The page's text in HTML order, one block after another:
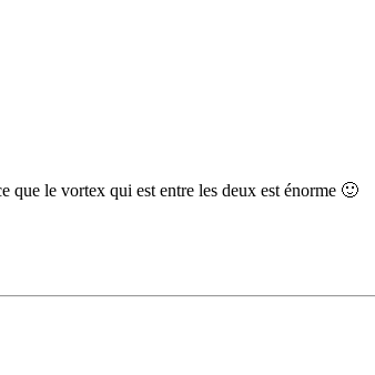
que le vortex qui est entre les deux est énorme 🙂